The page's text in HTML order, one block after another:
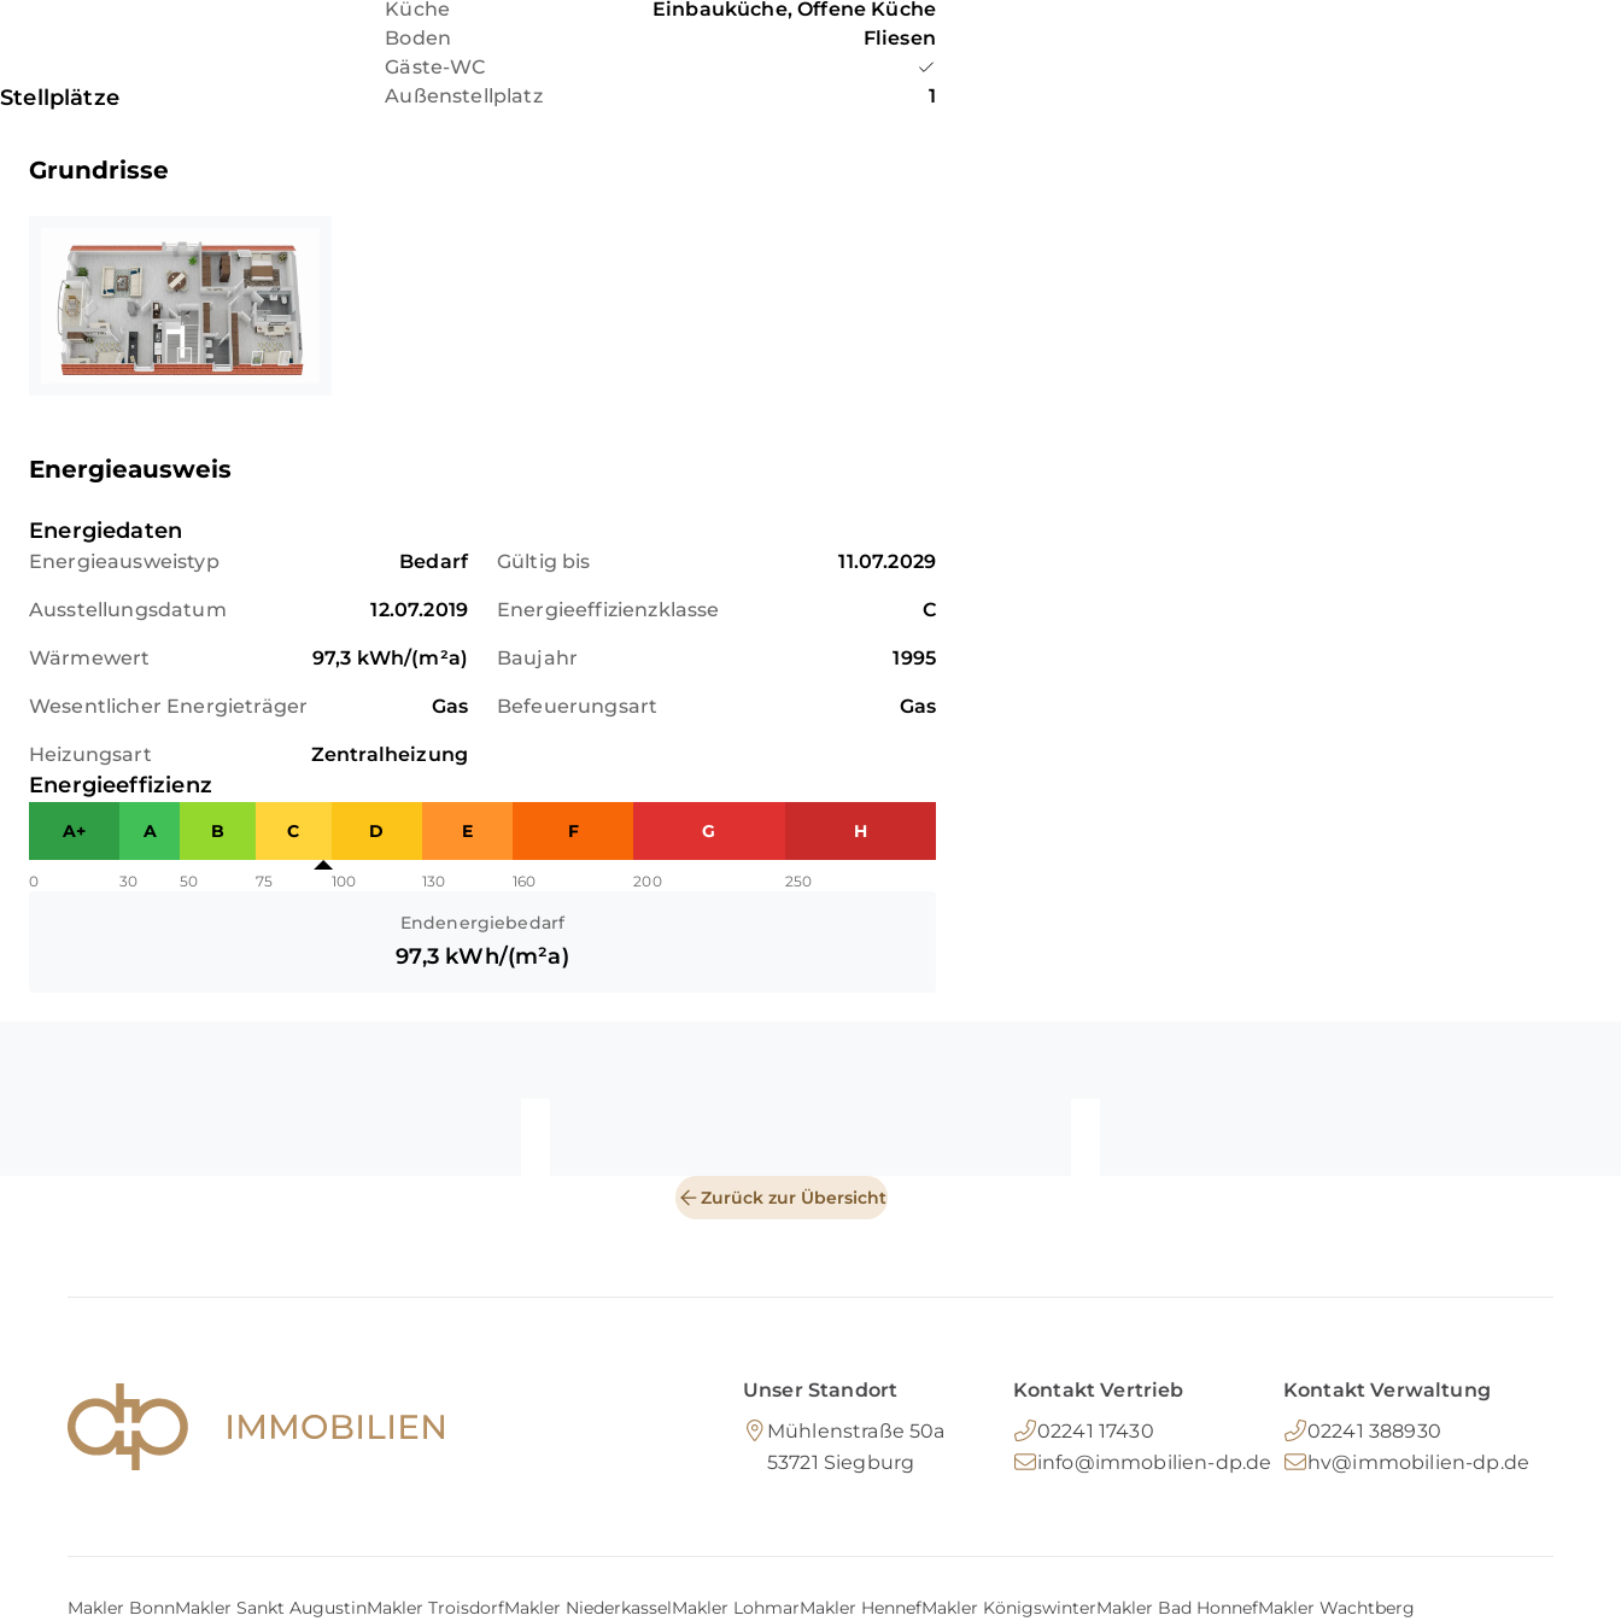
Küche
Einbauküche, Offene Küche
Boden
Fliesen
Gäste-WC
Stellplätze Außenstellplatz 1
Grundrisse
Energieausweis
Energiedaten
Energieausweistyp Bedarf Gültig bis 11.07.2029
Ausstellungsdatum 12.07.2019 Energieeffizienzklasse C
Wärmewert 97,3 kWh/(m²a) Baujahr 1995
Wesentlicher Energieträger Gas Befeuerungsart Gas
Heizungsart Zentralheizung
Energieeffizienz
A+ A B C D E F G H
0 30 50 75 100 130 160 200 250
Endenergiebedarf
97,3 kWh/(m²a)
Zurück zur Übersicht
Unser Standort
Mühlenstraße 50a
53721 Siegburg
Kontakt Vertrieb
02241 17430
info@immobilien-dp.de
Kontakt Verwaltung
02241 388930
hv@immobilien-dp.de
Makler BonnMakler Sankt AugustinMakler TroisdorfMakler NiederkasselMakler LohmarMakler HennefMakler KönigswinterMakler Bad HonnefMakler Wachtberg